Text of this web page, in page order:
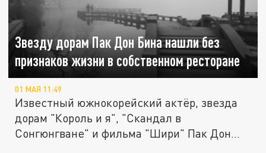
Звезду дорам Пак Дон Бина нашли без
признаков жизни в собственном ресторане
01 МАЯ 11:49
Известный южнокорейский актёр, звезда
дорам "Король и я", "Скандал в
Сонгюнгване" и фильма "Шири" Пак Дон